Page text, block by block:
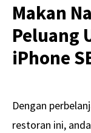
Makan
Peluang
iPhone
Dengan
restoran ini,